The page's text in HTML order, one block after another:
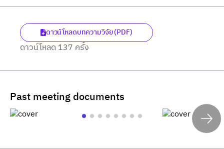
ดาวน์โหลดบทความวิจัย (PDF)
ดาวน์โหลด 137 ครั้ง
Past meeting documents